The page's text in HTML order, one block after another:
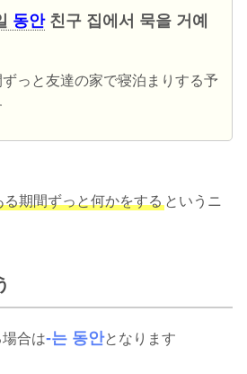
동안친구 집에서 묵을 거예
っと友達の家で寝泊まりする予
る期間ずっと何かをする というニ
合は-는 동안となります